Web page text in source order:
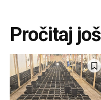
Pročitaj još